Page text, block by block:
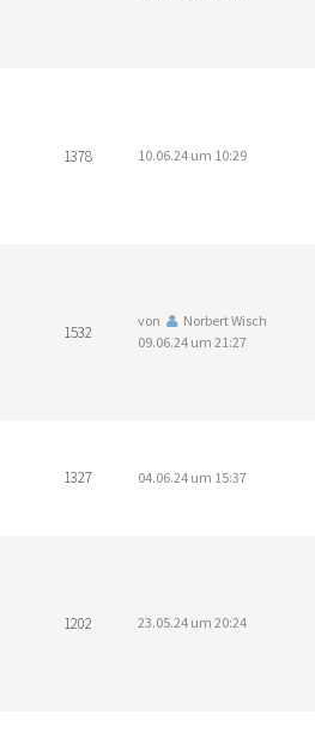
1378 10.06.24 um 10:29
1532
von
Norbert Wisch
09.06.24 um 21:27
1327 04.06.24 um 15:37
1202 23.05.24 um 20:24